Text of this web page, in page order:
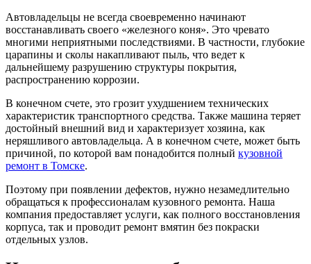
Автовладельцы не всегда своевременно начинают
восстанавливать своего «железного коня». Это чревато
многими неприятными последствиями. В частности, глубокие
царапины и сколы накапливают пыль, что ведет к
дальнейшему разрушению структуры покрытия,
распространению коррозии.
В конечном счете, это грозит ухудшением технических
характеристик транспортного средства. Также машина теряет
достойный внешний вид и характеризует хозяина, как
неряшливого автовладельца. А в конечном счете, может быть
причиной, по которой вам понадобится полный кузовной
ремонт в Томске.
Поэтому при появлении дефектов, нужно незамедлительно
обращаться к профессионалам кузовного ремонта. Наша
компания предоставляет услуги, как полного восстановления
корпуса, так и проводит ремонт вмятин без покраски
отдельных узлов.